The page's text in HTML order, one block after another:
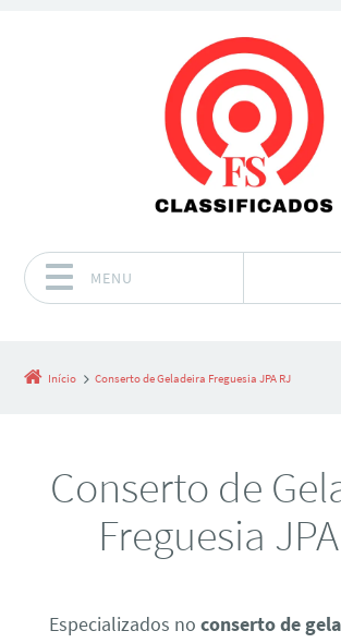
MENU
Início Conserto de Geladeira Freguesia JPA RJ
Conserto de
Freguesia
Especializados no conserto de